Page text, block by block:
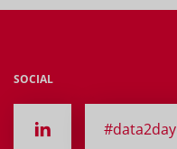
SOCIAL
#data2day